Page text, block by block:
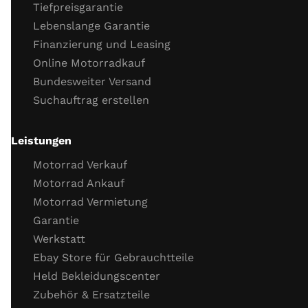
Kühlflüssigkeit (Stand, Frostschutz)
Kühlsystemverbindungen
Motor Dichtigkeit
Motor Kaltstartverhalten
Motorlauf
Gasannahme
Öl
Probefahrt
Probefahrt
Verhalten Bremsen
Verhalten Beschleunigung
Funktion Getriebe
Funktion Fahrzeug­elektronik (ABS, TC)
Tiefpreisgarantie
Lebenslange Garantie
Finanzierung und Leasing
Online Motorradkauf
Bundesweiter Versand
Suchauftrag erstellen
Leistungen
Motorrad Verkauf
Motorrad Ankauf
Motorrad Vermietung
Garantie
Werkstatt
Ebay Store für Gebrauchtteile
Held Bekleidungscenter
Zubehör & Ersatzteile